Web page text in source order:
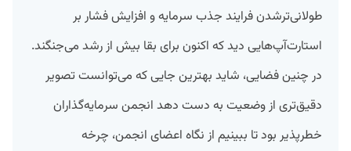
طولانی‌ترشدن فرایند جذب سرمایه و افزایش فشار بر
استارت‌آپ‌هایی دید که اکنون برای بقا بیش از رشد می‌جنگند.
در چنین فضایی، شاید بهترین جایی که می‌توانست تصویر
دقیق‌تری از وضعیت به‌ دست دهد انجمن سرمایه‌گذاران
خطرپذیر بود تا ببینیم از نگاه اعضای انجمن، چرخه